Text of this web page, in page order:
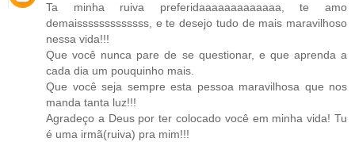
Ta minha ruiva preferidaaaaaaaaaaaaa, te amo
demaisssssssssssss, e te desejo tudo de mais maravilhoso
nessa vida!!!
Que você nunca pare de se questionar, e que aprenda a
cada dia um pouquinho mais.
Que você seja sempre esta pessoa maravilhosa que nos
manda tanta luz!!!
Agradeço a Deus por ter colocado você em minha vida! Tu
é uma irmã(ruiva) pra mim!!!